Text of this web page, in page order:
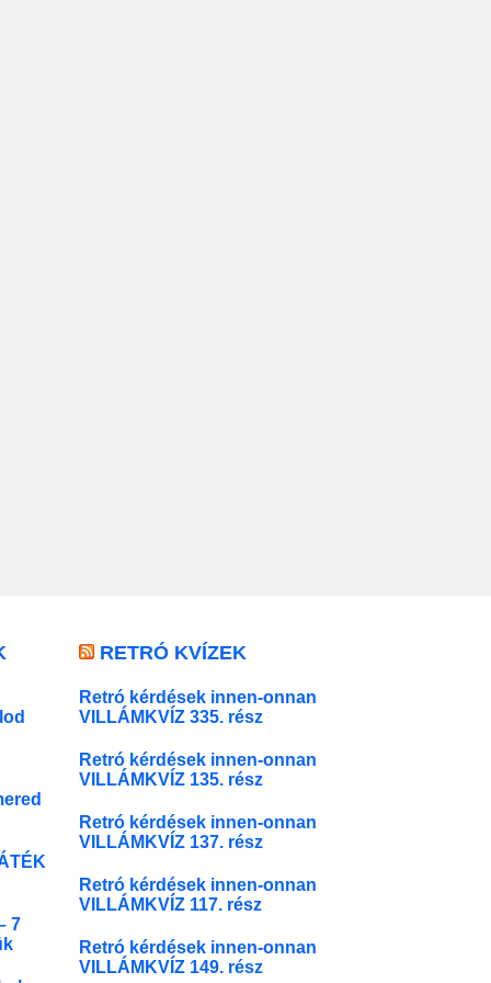
7
RETRÓ KVÍZEK
Retró kérdések innen-onnan
VILLÁMKVÍZ 335. rész
Retró kérdések innen-onnan
VILLÁMKVÍZ 135. rész
Retró kérdések innen-onnan
VILLÁMKVÍZ 137. rész
Retró kérdések innen-onnan
VILLÁMKVÍZ 117. rész
Retró kérdések innen-onnan
VILLÁMKVÍZ 149. rész